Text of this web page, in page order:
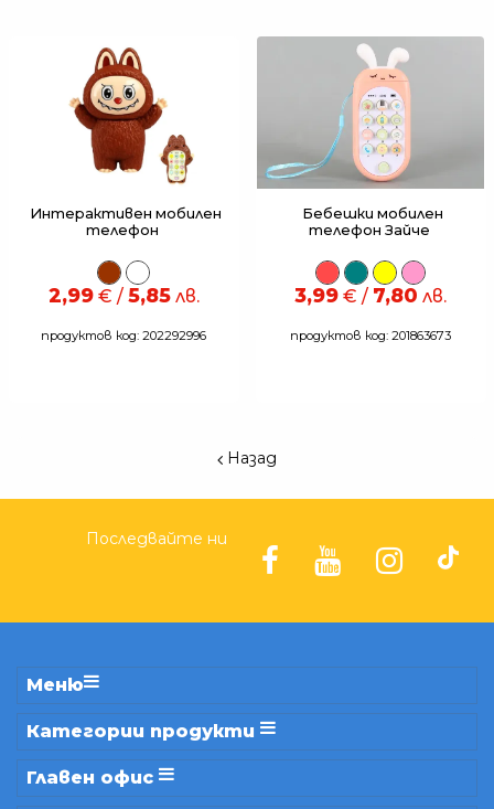
Интерактивен мобилен
телефон
2,99€ / 5,85лв.
продуктов код: 202292996
Бебешки мобилен
телефон Зайче
3,99 € / 7,80 лв.
продуктов код: 201863673
Назад
Последвайте ни
Меню
Категории продукти
Главен офис